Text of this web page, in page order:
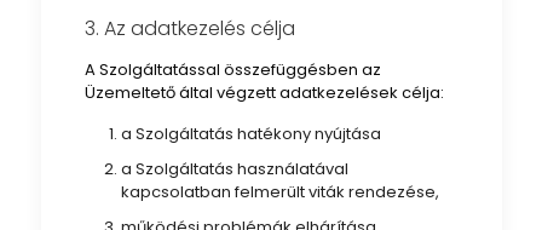
3. Az adatkezelés célja
A Szolgáltatással összefüggésben az
Üzemeltető által végzett adatkezelések célja:
a Szolgáltatás hatékony nyújtása
a Szolgáltatás használatával
kapcsolatban felmerült viták rendezése,